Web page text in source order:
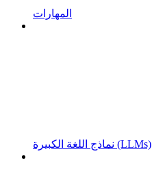
المهارات
نماذج اللغة الكبيرة (LLMs)